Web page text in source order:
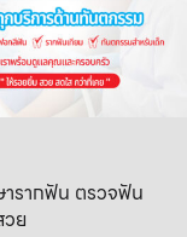
รากฟัน ตรวจฟัน
ย